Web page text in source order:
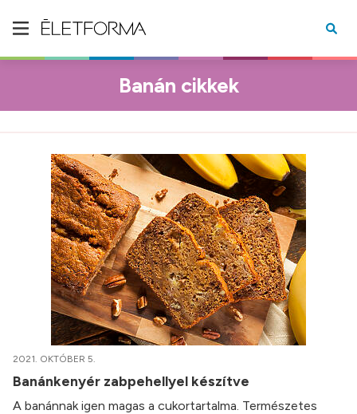
Banán cikkek
2021. OKTÓBER 5.
Banánkenyér zabpehellyel készítve
A banánnak igen magas a cukortartalma. Természetes